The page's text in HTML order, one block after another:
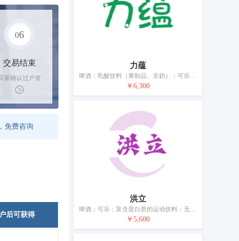
06
交易结束
家确认过户资
料后，平台解冻
资金支付卖家
免费咨询
后可获得
力蕴
啤酒；乳酸饮料（果制品、非奶）；可乐；奶茶（非奶为主）；无酒精饮料；果汁；水（饮料）；矿泉水（饮料）
￥6,300
洪立
啤酒；可乐；富含蛋白质的运动饮料；无酒精果汁；无酒精碳酸饮料；无酒精饮料；果汁；矿泉水（饮料）；苏打水；豆类饮料
￥5,600